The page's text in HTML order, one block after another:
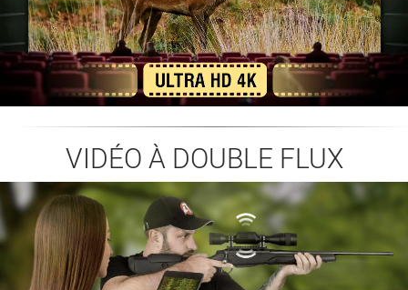
VIDÉO À DOUBLE FLUX